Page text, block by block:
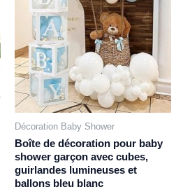
Décoration Baby Shower
Boîte de décoration pour baby
shower garçon avec cubes,
guirlandes lumineuses et
ballons bleu blanc